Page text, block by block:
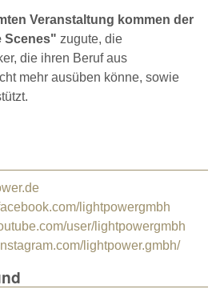
Veranstaltung kommen der
Scenes" zugute, die
die ihren Beruf aus
mehr ausüben könne, sowie
lightpowergmbh
user/lightpowergmbh
lightpower.gmbh/